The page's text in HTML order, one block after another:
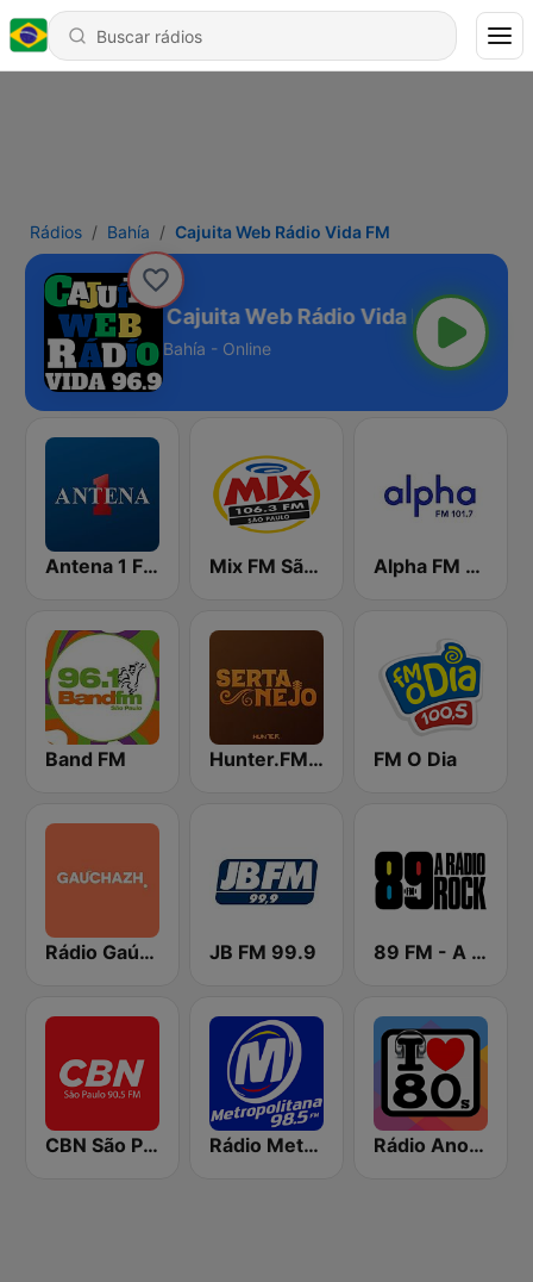
Rádios Bahía Cajuita Web Rádio Vida FM
Cajuita Web Rádio Vida FM
Bahía - Online
Antena 1 FM Mix FM São Paulo Alpha FM 101.7
Band FM Hunter.FM - Sertanejo FM O Dia
Rádio Gaúcha ZH JB FM 99.9 89 FM - A Rádio Rock
CBN São Paulo Rádio Metropolitana 98.5 FM Rádio Anos 80